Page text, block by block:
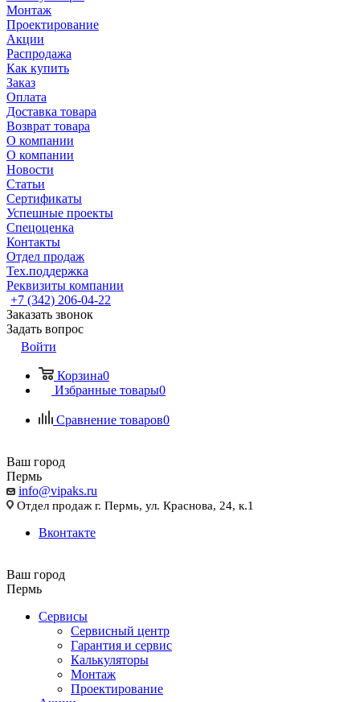
Монтаж
Проектирование
Акции
Распродажа
Как купить
Заказ
Оплата
Доставка товара
Возврат товара
О компании
О компании
Новости
Статьи
Сертификаты
Успешные проекты
Спецоценка
Контакты
Отдел продаж
Тех.поддержка
Реквизиты компании
+7 (342) 206-04-22
Заказать звонок
Задать вопрос
Войти
Корзина0
Избранные товары0
Сравнение товаров0
Ваш город
Пермь
info@vipaks.ru
Отдел продаж г. Пермь, ул. Краснова, 24, к.1
Вконтакте
Ваш город
Пермь
Сервисы
Сервисный центр
Гарантия и сервис
Калькуляторы
Монтаж
Проектирование